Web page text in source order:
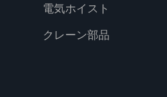
電気ホイスト
クレーン部品